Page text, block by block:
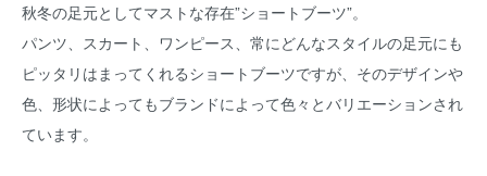
秋冬の足元としてマストな存在”ショートブーツ”。
パンツ、スカート、ワンピース、常にどんなスタイルの足元にも
ピッタリはまってくれるショートブーツですが、そのデザインや
色、形状によってもブランドによって色々とバリエーションされ
ています。